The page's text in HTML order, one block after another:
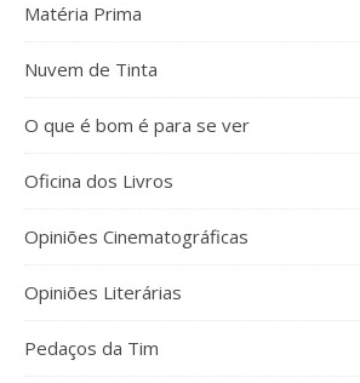
Matéria Prima
Nuvem de Tinta
O que é bom é para se ver
Oficina dos Livros
Opiniões Cinematográficas
Opiniões Literárias
Pedaços da Tim